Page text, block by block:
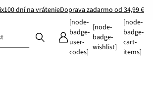
100 dní na vrátenieDoprava zadarmo od 34,99 €
[node-
badge-
user-
codes]
[node-
badge-
wishlist]
[node-
badge-
cart-
items]